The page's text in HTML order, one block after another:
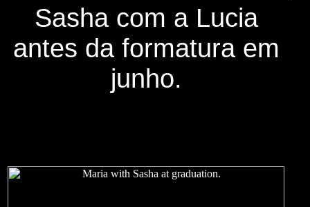
Sasha com a Lucia
antes da formatura em
junho.